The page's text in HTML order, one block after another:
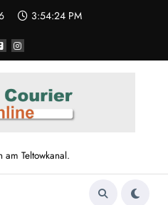
3:54:25 PM
Teltowkanal.